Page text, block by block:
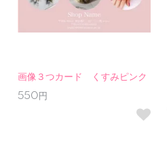
画像３つカード くすみピンク
550円